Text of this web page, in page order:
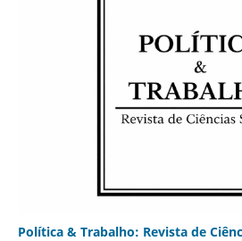
Política & Trabalho: Revista de